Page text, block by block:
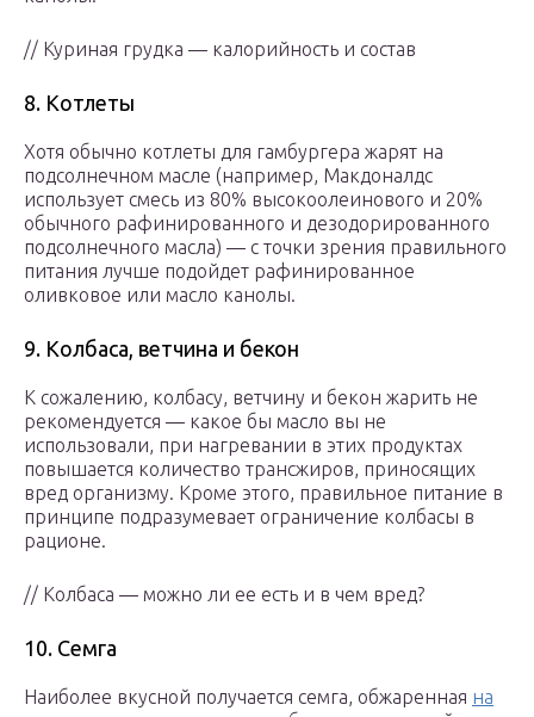
// Куриная грудка — калорийность и состав
8. Котлеты
Хотя обычно котлеты для гамбургера жарят на
подсолнечном масле (например, Макдоналдс
использует смесь из 80% высокоолеинового и 20%
обычного рафинированного и дезодорированного
подсолнечного масла) — с точки зрения правильного
питания лучше подойдет рафинированное
оливковое или масло канолы.
9. Колбаса, ветчина и бекон
К сожалению, колбасу, ветчину и бекон жарить не
рекомендуется — какое бы масло вы не
использовали, при нагревании в этих продуктах
повышается количество трансжиров, приносящих
вред организму. Кроме этого, правильное питание в
принципе подразумевает ограничение колбасы в
рационе.
// Колбаса — можно ли ее есть и в чем вред?
10. Семга
Наиболее вкусной получается семга, обжаренная на